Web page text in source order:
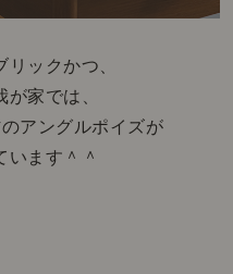
ックかつ、
家では、
アングルポイズが
います＾＾